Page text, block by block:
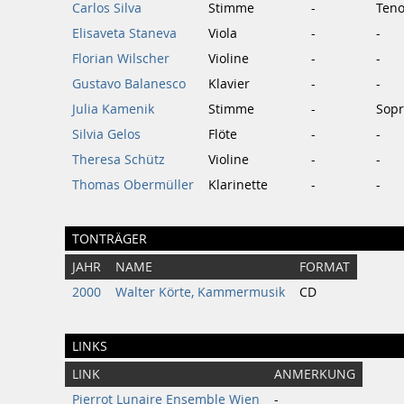
Carlos Silva
Stimme -
Elisaveta Staneva
Viola -
-
Florian Wilscher
Violine -
-
Gustavo Balanesco
Klavier -
-
Julia Kamenik
Stimme -
Silvia Gelos
Flöte -
-
Theresa Schütz
Violine -
-
Thomas Obermüller
Klarinette - -
TONTRÄGER
JAHR NAME
FORMAT
2000
Walter Körte, Kammermusik CD
LINKS
LINK
ANMERKUNG
Pierrot Lunaire Ensemble Wien
-